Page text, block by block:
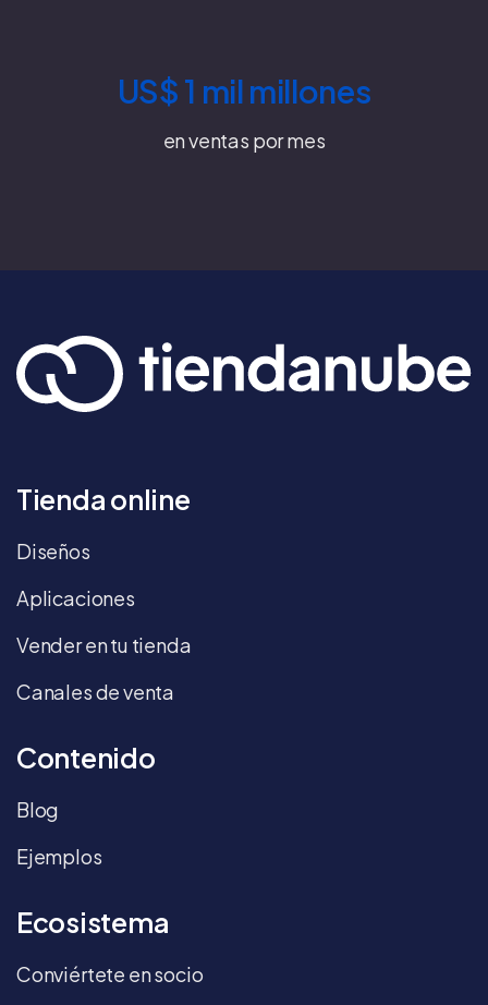
US$ 1 mil millones
en ventas por mes
Tienda online
Diseños
Aplicaciones
Vender en tu tienda
Canales de venta
Contenido
Blog
Ejemplos
Ecosistema
Conviértete en socio